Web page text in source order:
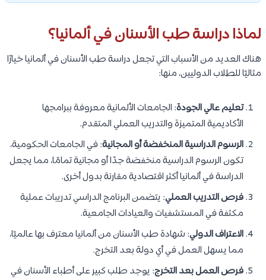
لماذا دراسة طب الأسنان في ألمانيا؟
هناك العديد من الأسباب التي تجعل دراسة طب الأسنان في ألمانيا خيارًا
مثاليًا للطلاب الدوليين، منها:
تعليم عالي الجودة: الجامعات الألمانية معروفة ببرامجها
الأكاديمية المتميزة والتدريب العملي المتقدم.
الرسوم الدراسية المنخفضة أو المجانية: في الجامعات الحكومية،
تكون الرسوم الدراسية منخفضة جدًا أو مجانية تمامًا، مما يجعل
الدراسة في ألمانيا أكثر اقتصادية مقارنة بدول أخرى.
فرص التدريب العملي: يتضمن البرنامج الدراسي تدريبات عملية
مكثفة في المستشفيات والعيادات الجامعية.
الاعتراف الدولي: شهادة طب الأسنان من ألمانيا معترف بها عالميًا،
مما يسهل العمل في أي دولة بعد التخرج.
فرص العمل بعد التخرج: يوجد طلب كبير على أطباء الأسنان في